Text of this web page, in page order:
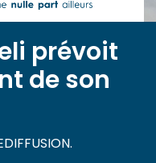
prévoit
de son